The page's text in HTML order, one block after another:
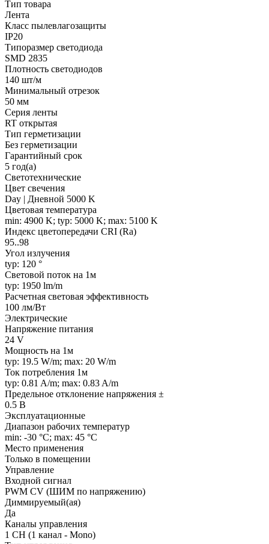
Тип товара
Лента
Класс пылевлагозащиты
IP20
Типоразмер светодиода
SMD 2835
Плотность светодиодов
140 шт/м
Минимальный отрезок
50 мм
Серия ленты
RT открытая
Тип герметизации
Без герметизации
Гарантийный срок
5 год(а)
Светотехнические
Цвет свечения
Day | Дневной 5000 K
Цветовая температура
min: 4900 K; typ: 5000 K; max: 5100 K
Индекс цветопередачи CRI (Ra)
95..98
Угол излучения
typ: 120 °
Световой поток на 1м
typ: 1950 lm/m
Расчетная световая эффективность
100 лм/Вт
Электрические
Напряжение питания
24 V
Мощность на 1м
typ: 19.5 W/m; max: 20 W/m
Ток потребления 1м
typ: 0.81 A/m; max: 0.83 A/m
Предельное отклонение напряжения ±
0.5 В
Эксплуатационные
Диапазон рабочих температур
min: -30 °C; max: 45 °C
Место применения
Только в помещении
Управление
Входной сигнал
PWM СV (ШИМ по напряжению)
Диммируемый(ая)
Да
Каналы управления
1 CH (1 канал - Mono)